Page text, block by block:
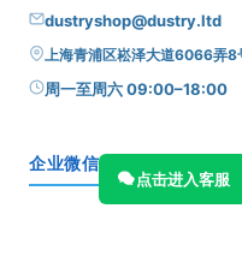
dustryshop@dustry.ltd
上海青浦区崧泽大道6066弄
周一至周六 09:00–18:00
企业微信
点击进入客服